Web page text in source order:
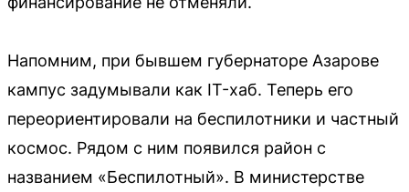
Напомним, при бывшем губернаторе Азарове
кампус задумывали как IT-хаб. Теперь его
переориентировали на беспилотники и частный
космос. Рядом с ним появился район с
названием «Беспилотный». В министерстве